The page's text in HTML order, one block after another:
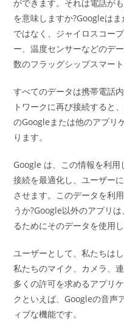
ができます。それは電話が
を意味しますか?Googleは
ではなく、ジャイロスコー
ー、温度センサーなどのデ
数のフラッグシップスマー
すべてのデータは携帯電話
トワークに再び接続すると
のGoogleまたは他のアプリ
ります。
Google は、この情報を利
接続を最適化し、ユーザー
させます。このデータを利
うか?Google以外のアプリ
るためにそのデータを使用し
ユーザーとして、私たちは
私たちのマイク、カメラ、
多くの許可を求めるアプリ
クといえば、Googleの音声
ィブな機能です。